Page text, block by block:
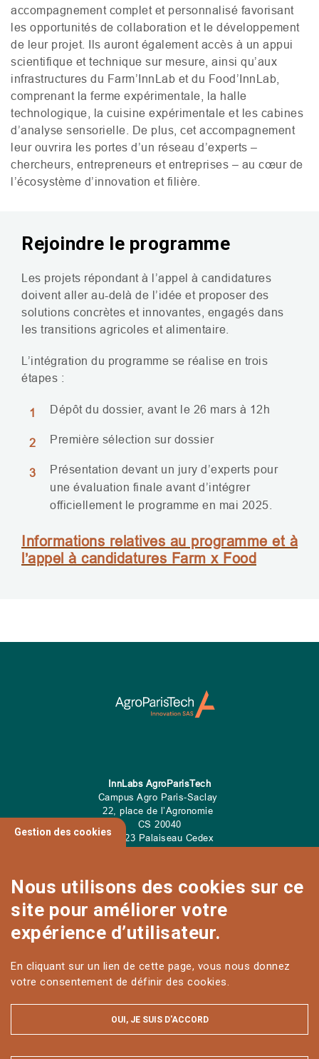
accompagnement complet et personnalisé favorisant
les opportunités de collaboration et le développement
de leur projet. Ils auront également accès à un appui
scientifique et technique sur mesure, ainsi qu’aux
infrastructures du Farm’InnLab et du Food’InnLab,
comprenant la ferme expérimentale, la halle
technologique, la cuisine expérimentale et les cabines
d’analyse sensorielle. De plus, cet accompagnement
leur ouvrira les portes d’un réseau d’experts –
chercheurs, entrepreneurs et entreprises – au cœur de
l’écosystème d’innovation et filière.
Rejoindre le programme
Les projets répondant à l’appel à candidatures
doivent aller au-delà de l’idée et proposer des
solutions concrètes et innovantes, engagés dans
les transitions agricoles et alimentaire.
L’intégration du programme se réalise en trois
étapes :
Dépôt du dossier, avant le 26 mars à 12h
Première sélection sur dossier
Présentation devant un jury d’experts pour
une évaluation finale avant d’intégrer
officiellement le programme en mai 2025.
Informations relatives au programme et à
l’appel à candidatures Farm x Food
InnLabs AgroParisTech
Campus Agro Paris-Saclay
22, place de l’Agronomie
CS 20040
91 123 Palaiseau Cedex
CONTACT
Gestion des cookies
Nous utilisons des cookies sur ce
site pour améliorer votre
expérience d’utilisateur.
En cliquant sur un lien de cette page, vous nous donnez
votre consentement de définir des cookies.
OUI, JE SUIS D'ACCORD